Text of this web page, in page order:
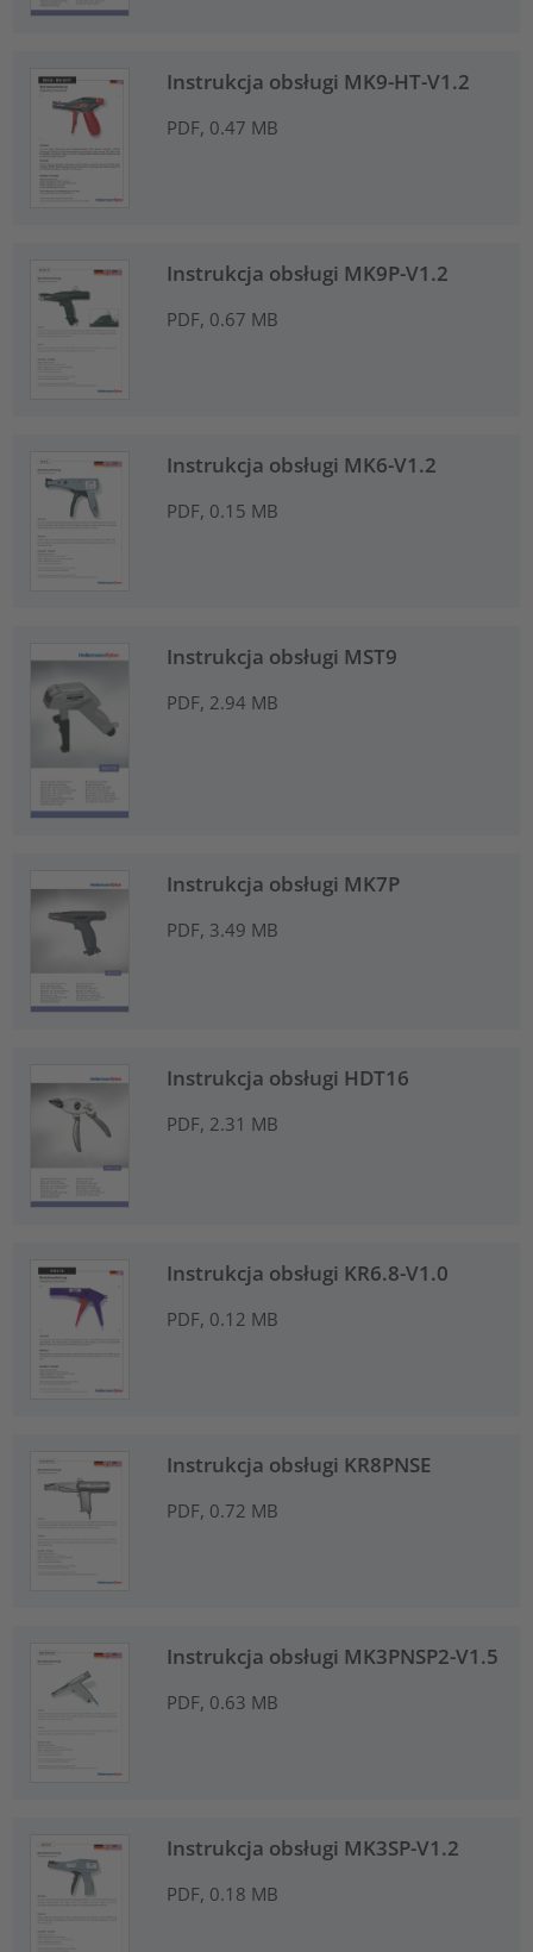
Instrukcja obsługi MK9-HT-V1.2
PDF, 0.47 MB
Instrukcja obsługi MK9P-V1.2
PDF, 0.67 MB
Instrukcja obsługi MK6-V1.2
PDF, 0.15 MB
Instrukcja obsługi MST9
PDF, 2.94 MB
Instrukcja obsługi MK7P
PDF, 3.49 MB
Instrukcja obsługi HDT16
PDF, 2.31 MB
Instrukcja obsługi KR6.8-V1.0
PDF, 0.12 MB
Instrukcja obsługi KR8PNSE
PDF, 0.72 MB
Instrukcja obsługi MK3PNSP2-V1.5
PDF, 0.63 MB
Instrukcja obsługi MK3SP-V1.2
PDF, 0.18 MB